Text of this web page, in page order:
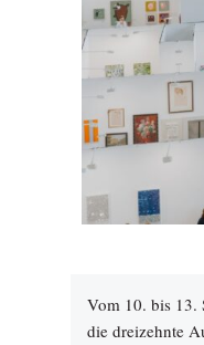
Vom 10. bis 13.
die dreizehnte